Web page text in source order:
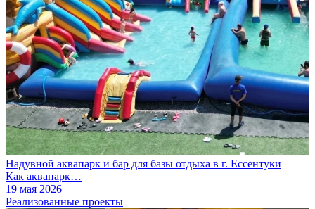
Надувной аквапарк и бар для базы отдыха в г. Ессентуки
Как аквапарк…
19 мая 2026
Реализованные проекты